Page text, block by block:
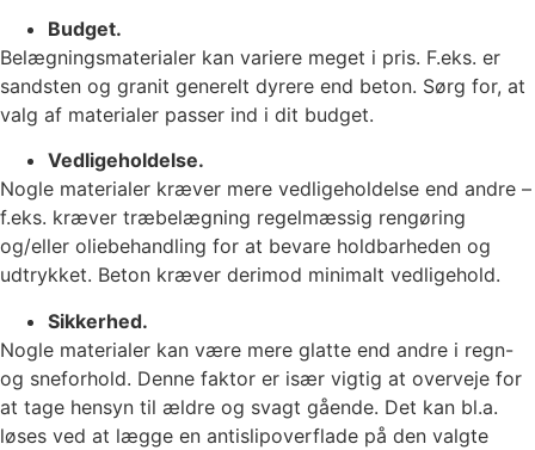
Budget.
Belægningsmaterialer kan variere meget i pris. F.eks. er
sandsten og granit generelt dyrere end beton. Sørg for, at
valg af materialer passer ind i dit budget.
Vedligeholdelse.
Nogle materialer kræver mere vedligeholdelse end andre –
f.eks. kræver træbelægning regelmæssig rengøring
og/eller oliebehandling for at bevare holdbarheden og
udtrykket. Beton kræver derimod minimalt vedligehold.
Sikkerhed.
Nogle materialer kan være mere glatte end andre i regn-
og sneforhold. Denne faktor er især vigtig at overveje for
at tage hensyn til ældre og svagt gående. Det kan bl.a.
løses ved at lægge en antislipoverflade på den valgte